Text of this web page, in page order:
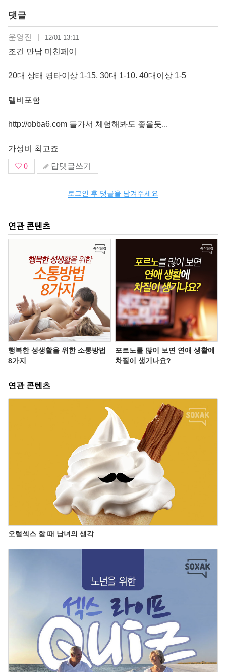
댓글
운영진 12/01 13:11
조건 만남 미친페이
20대 상태 평타이상 1-15, 30대 1-10. 40대이상 1-5
텔비포함
http://obba6.com 들가서 체험해봐도 좋을듯...
가성비 최고죠
0 답댓글쓰기
로그인 후 댓글을 남겨주세요
연관 콘텐츠
행복한 성생활을 위한 소통방법
8가지
포르노를 많이 보면 연애 생활에
차질이 생기나요?
연관 콘텐츠
오럴섹스 할 때 남녀의 생각